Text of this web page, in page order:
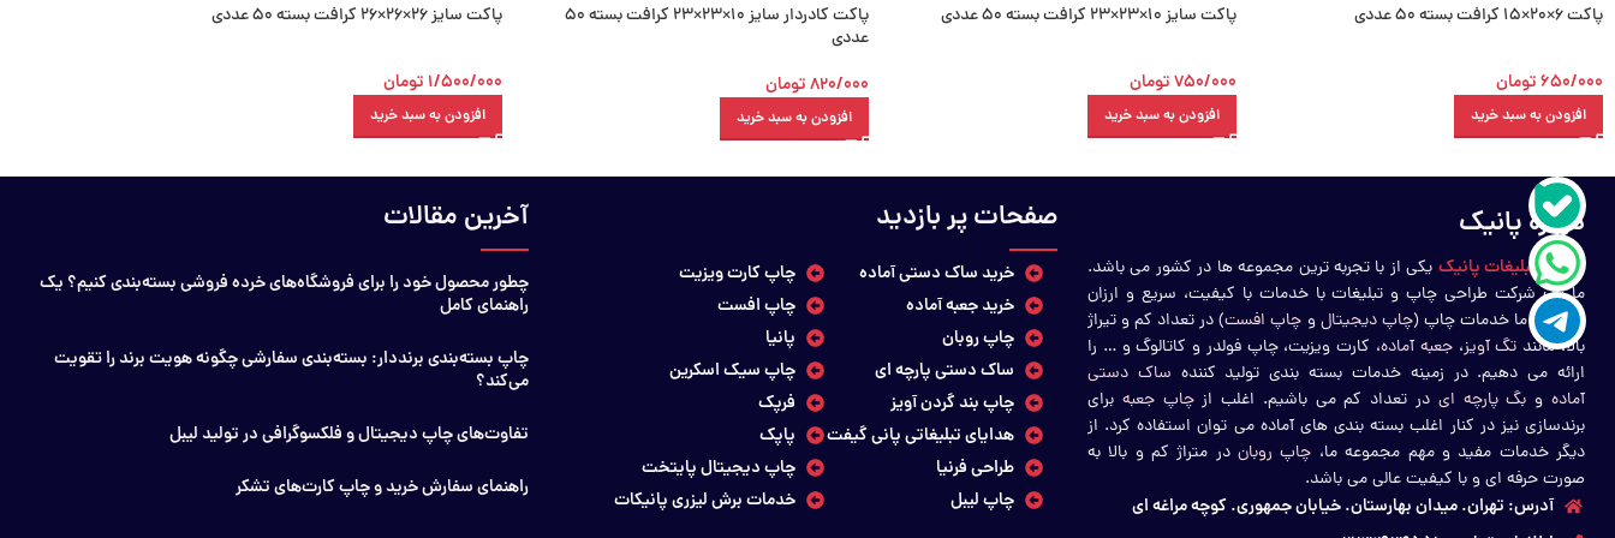
پاکت 6×20×15 کرافت بسته 50 عددی
650/000تومان
افزودن به سبد خرید
پاکت سایز 10×23×23 کرافت بسته 50 عددی
750/000تومان
افزودن به سبد خرید
پاکت کادردار سایز 10×23×23 کرافت بسته 50
عددی
820/000تومان
افزودن به سبد خرید
پاکت سایز 26×26×26 کرافت بسته 50 عددی
1/500/000 تومان
افزودن به سبد خرید
درباره پانیک
چاپ و تبلیغات پانیک یکی از با تجربه ترین مجموعه ها در کشور می باشد.
ما یک شرکت طراحی چاپ و تبلیغات با خدمات با کیفیت، سریع و ارزان
هستیم. ما خدمات چاپ (چاپ دیجیتالو چاپ افست) در تعداد کم و تیراژ
بالا، مانند تگ آویز،جعبه آماده، کارت ویزیت، چاپ فولدر و کاتالوگ و … را
ارائه می دهیم. در زمینه خدمات بسته بندی تولید کننده ساک دستی
آمادهو بگ پارچه ای در تعداد کم می باشیم. اغلب ازچاپ جعبه برای
برندسازی نیز در کنار اغلب بسته بندی های آماده می توان استفاده کرد. از
دیگر خدمات مفید و مهم مجموعه ما، چاپ روباندر متراژ کم و بالا به
صورت حرفه ای و با کیفیت عالی می باشد.
آدرس: تهران. میدان بهارستان. خیابان جمهوری. کوچه مراغه ای
صفحات پر بازدید
خرید ساک دستی آماده
خرید جعبه آماده
چاپ روبان
ساک دستی پارچه ای
چاپ بند گردن آویز
هدایای تبلیغاتی پانی گیفت
طراحی فرنیا
چاپ لیبل
چاپ کارت ویزیت
چاپ افست
پانیا
چاپ سیک اسکرین
فرپک
پاپک
چاپ دیجیتال پایتخت
خدمات برش لیزری پانیکات
آخرین مقالات
چطور محصول خود را برای فروشگاه‌های خرده فروشی بسته‌بندی کنیم؟ یک
راهنمای کامل
چاپ بسته‌بندی برنددار: بسته‌بندی سفارشی چگونه هویت برند را تقویت
می‌کند؟
تفاوت‌های چاپ دیجیتال و فلکسوگرافی در تولید لیبل
راهنمای سفارش خرید و چاپ کارت‌های تشکر